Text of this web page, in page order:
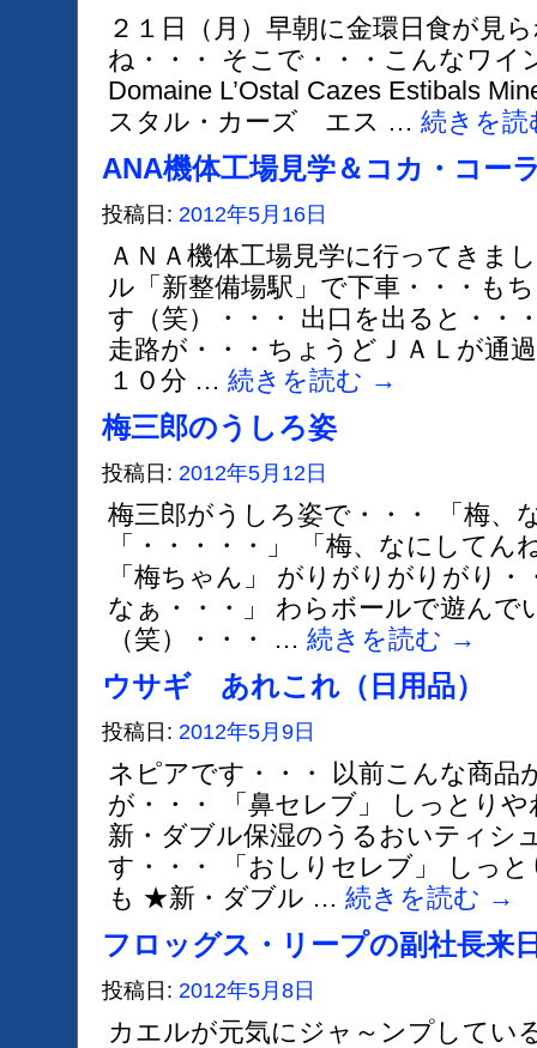
２１日（月）早朝に金環日食が見
ね・・・ そこで・・・こんなワイ
Domaine L’Ostal Cazes Estibals
スタル・カーズ エス … 続きを
ANA機体工場見学＆コカ・コー
投稿日: 2012年5月16日
ＡＮＡ機体工場見学に行ってきま
ル「新整備場駅」で下車・・・も
す（笑）・・・ 出口を出ると・・
走路が・・・ちょうどＪＡＬが通
１０分 … 続きを読む →
梅三郎のうしろ姿
投稿日: 2012年5月12日
梅三郎がうしろ姿で・・・ 「梅、
「・・・・・」 「梅、なにしてん
「梅ちゃん」 がりがりがりがり
なぁ・・・」 わらボールで遊んで
（笑）・・・ … 続きを読む →
ウサギ あれこれ（日用品）
投稿日: 2012年5月9日
ネピアです・・・ 以前こんな商品
が・・・ 「鼻セレブ」 しっとり
新・ダブル保湿のうるおいティシ
す・・・ 「おしりセレブ」 しっ
も ★新・ダブル … 続きを読む →
フロッグス・リープの副社長来
投稿日: 2012年5月8日
カエルが元気にジャ～ンプしてい